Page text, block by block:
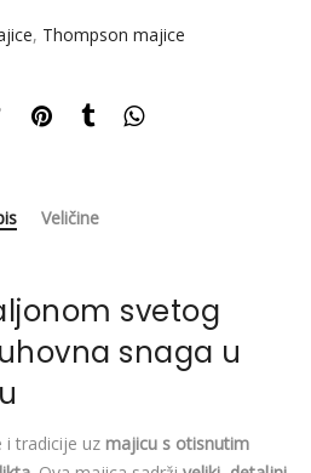
, Thompson majice
Veličine
svetog
snaga u
i tradicije uz majicu s otisnutim